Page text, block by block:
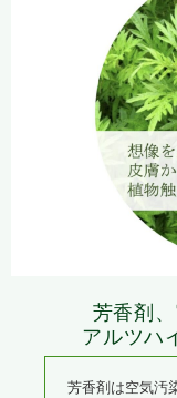
芳香剤
アルツハ
芳香剤は空気汚